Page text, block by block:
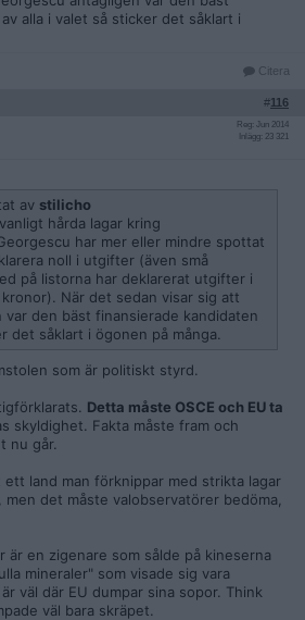
alla i valet så sticker det såklart i
Citera
#116
Reg: Jun 2014
Inlägg: 23 321
av stilicho
hårda lagar kring
har mer eller mindre spottat
noll i utgifter (även små
på listorna har deklarerat utgifter i
När det sedan visar sig att
var den bäst finansierade kandidaten
det såklart i ögonen på många.
som är politiskt styrd.
Detta måste OSCE och EU ta
skyldighet. Fakta måste fram och
nu går.
ett land man förknippar med strikta lagar
det måste valobservatörer bedöma,
är en zigenare som sålde på kineserna
mineraler" som visade sig vara
väl där EU dumpar sina sopor. Think
väl bara skräpet.